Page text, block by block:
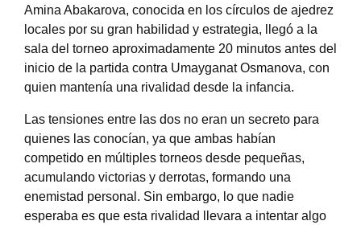
Amina Abakarova, conocida en los círculos de ajedrez
locales por su gran habilidad y estrategia, llegó a la
sala del torneo aproximadamente 20 minutos antes del
inicio de la partida contra Umayganat Osmanova, con
quien mantenía una rivalidad desde la infancia.
Las tensiones entre las dos no eran un secreto para
quienes las conocían, ya que ambas habían
competido en múltiples torneos desde pequeñas,
acumulando victorias y derrotas, formando una
enemistad personal. Sin embargo, lo que nadie
esperaba es que esta rivalidad llevara a intentar algo